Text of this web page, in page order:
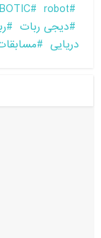
robot
دیجی ربات
دریایی